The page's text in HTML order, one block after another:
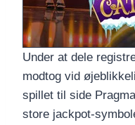
Under at dele
modtog vid
spillet til side
store jackpot-